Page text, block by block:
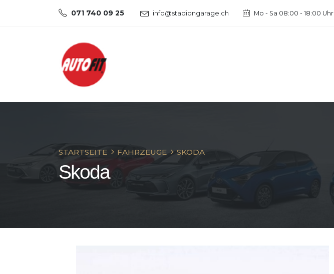
071 740 09 25 info@stadiongarage.ch Mo - Sa 08:00 - 18:00 Uhr
STARTSEITE FAHRZEUGE SKODA
Skoda